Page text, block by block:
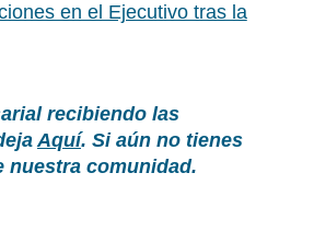
en el Ejecutivo tras la
recibiendo las
Aquí. Si aún no tienes
nuestra comunidad.